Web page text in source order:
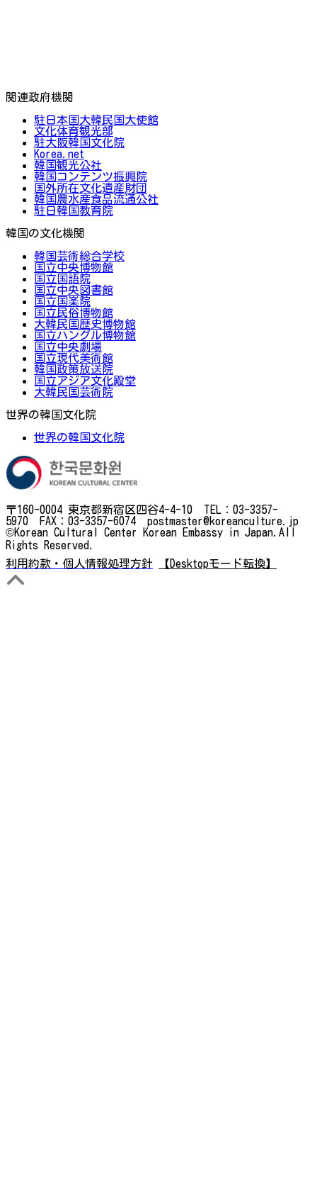
関連政府機関
駐日本国大韓民国大使館
文化体育観光部
駐大阪韓国文化院
Korea.net
韓国観光公社
韓国コンテンツ振興院
国外所在文化遺産財団
韓国農水産食品流通公社
駐日韓国教育院
韓国の文化機関
韓国芸術総合学校
国立中央博物館
国立国語院
国立中央図書館
国立国楽院
国立民俗博物館
大韓民国歴史博物館
国立ハングル博物館
国立中央劇場
国立現代美術館
韓国政策放送院
国立アジア文化殿堂
大韓民国芸術院
世界の韓国文化院
世界の韓国文化院
〒160-0004 東京都新宿区四谷4-4-10 TEL：03-3357-
5970 FAX：03-3357-6074 postmaster@koreanculture.jp
©Korean Cultural Center Korean Embassy in Japan.All
Rights Reserved.
利用約款・個人情報処理方針
【Desktopモード転換】